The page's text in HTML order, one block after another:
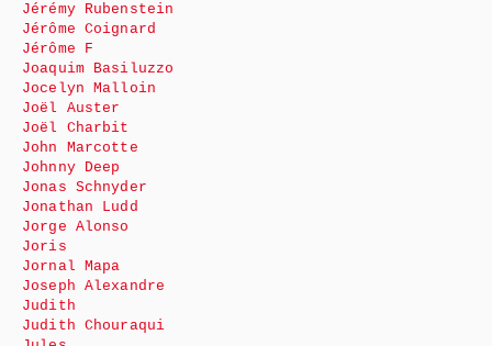
Jérémy Rubenstein
Jérôme Coignard
Jérôme F
Joaquim Basiluzzo
Jocelyn Malloin
Joël Auster
Joël Charbit
John Marcotte
Johnny Deep
Jonas Schnyder
Jonathan Ludd
Jorge Alonso
Joris
Jornal Mapa
Joseph Alexandre
Judith
Judith Chouraqui